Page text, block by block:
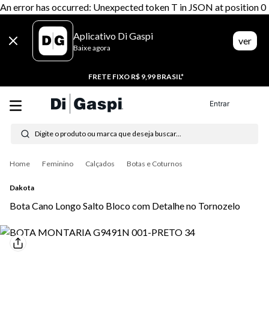
An error has occurred: Unexpected token T in JSON at position 0
Aplicativo Di Gaspi
Baixe agora
ver
FRETE FIXO R$ 9,99 BRASIL*
Entrar
Digite o produto ou marca que deseja buscar...
Feminino Calçados Botas e Coturnos
Dakota
Bota Cano Longo Salto Bloco com Detalhe no Tornozelo
Termos mais buscados
1º tenis
4º tênis masculino